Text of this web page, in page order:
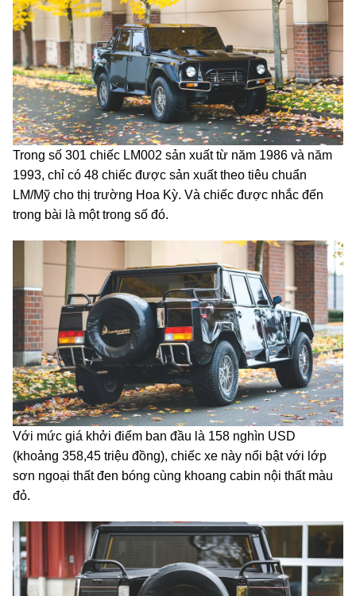
Trong số 301 chiếc LM002 sản xuất từ năm 1986 và năm
1993, chỉ có 48 chiếc được sản xuất theo tiêu chuẩn
LM/Mỹ cho thị trường Hoa Kỳ. Và chiếc được nhắc đến
trong bài là một trong số đó.
Với mức giá khởi điểm ban đầu là 158 nghìn USD
(khoảng 358,45 triệu đồng), chiếc xe này nổi bật với lớp
sơn ngoại thất đen bóng cùng khoang cabin nội thất màu
đỏ.